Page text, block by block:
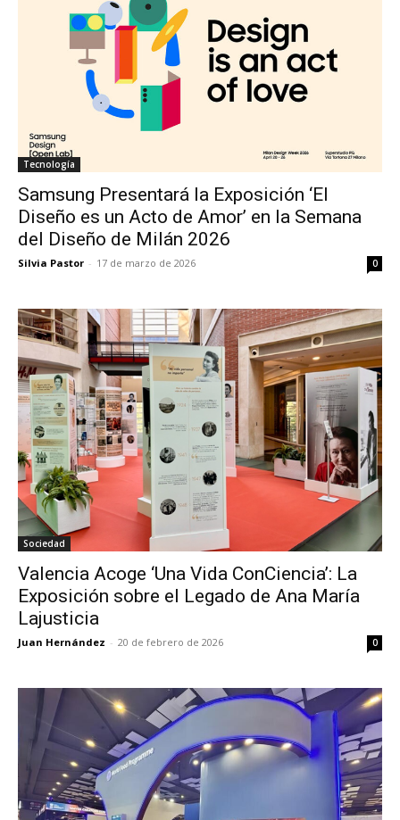
Tecnología
Samsung Presentará la Exposición ‘El
Diseño es un Acto de Amor’ en la Semana
del Diseño de Milán 2026
Silvia Pastor - 17 de marzo de 2026 0
Sociedad
Valencia Acoge ‘Una Vida ConCiencia’: La
Exposición sobre el Legado de Ana María
Lajusticia
Juan Hernández - 20 de febrero de 2026 0